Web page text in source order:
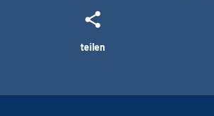
teilen